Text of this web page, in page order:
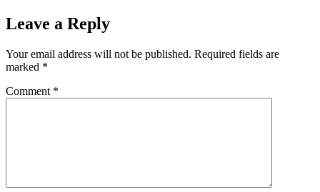
Leave a Reply
Your email address will not be published. Required fields are
marked *
Comment *